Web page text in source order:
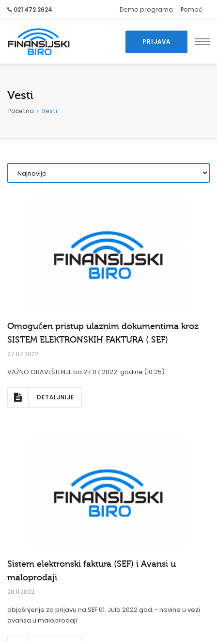
021 472 2624 Demo programa Pomoć
PRIJAVA
Vesti
Početna Vesti
Omogućen pristup ulaznim dokumentima kroz
SISTEM ELEKTRONSKIH FAKTURA ( SEF)
27.07.2022
VAŽNO OBAVEŠTENJE od 27.07.2022. godine (10:25)
DETALJNIJE
Sistem elektronski faktura (SEF) i Avansi u
maloprodaji
28.11.2022
objašnjenje za prijavu na SEF 01. Jula 2022 god. - novine u vezi
avansa u maloprodaji